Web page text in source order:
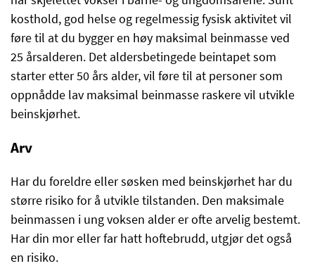
kosthold, god helse og regelmessig fysisk aktivitet vil
føre til at du bygger en høy maksimal beinmasse ved
25 årsalderen. Det aldersbetingede beintapet som
starter etter 50 års alder, vil føre til at personer som
oppnådde lav maksimal beinmasse raskere vil utvikle
beinskjørhet.
Arv
Har du foreldre eller søsken med beinskjørhet har du
større risiko for å utvikle tilstanden. Den maksimale
beinmassen i ung voksen alder er ofte arvelig bestemt.
Har din mor eller far hatt hoftebrudd, utgjør det også
en risiko.